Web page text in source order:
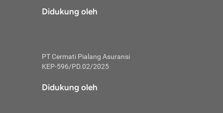
tidak
skor
Didukung oleh
PT Cermati Pialang Asuransi
KEP-596/PD.02/2025
Didukung oleh